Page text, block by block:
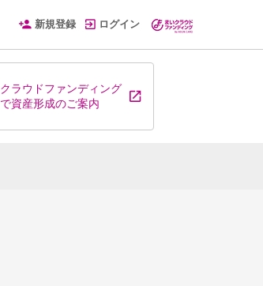
新規登録 ログイン
クラウドファンディング
で資産形成のご案内